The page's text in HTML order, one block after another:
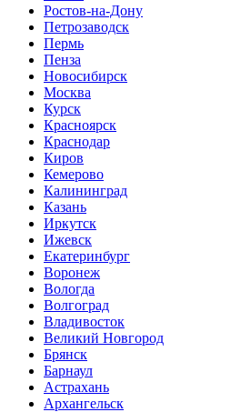
Ростов-на-Дону
Петрозаводск
Пермь
Пенза
Новосибирск
Москва
Курск
Красноярск
Краснодар
Киров
Кемерово
Калининград
Казань
Иркутск
Ижевск
Екатеринбург
Воронеж
Вологда
Волгоград
Владивосток
Великий Новгород
Брянск
Барнаул
Астрахань
Архангельск